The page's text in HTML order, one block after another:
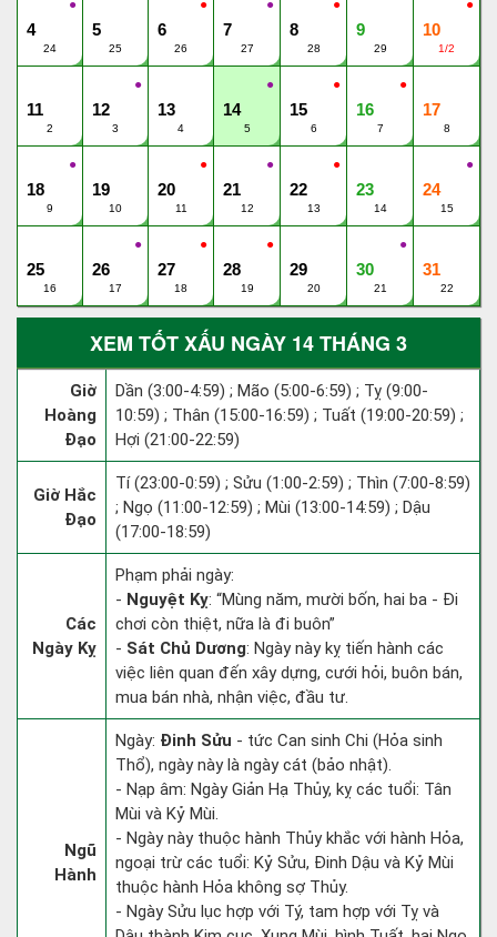
●
4
24
5
25
●
6
26
●
7
27
●
8
28
9
29
●
10
1/2
11
2
●
12
3
13
4
●
14
5
●
15
6
●
16
7
17
8
●
18
9
19
10
●
20
11
●
21
12
●
22
13
23
14
●
24
15
25
16
●
26
17
●
27
18
●
28
19
29
20
●
30
21
31
22
XEM TỐT XẤU NGÀY 14 THÁNG 3
Giờ
Hoàng
Đạo
Dần (3:00-4:59) ; Mão (5:00-6:59) ; Tỵ (9:00-
10:59) ; Thân (15:00-16:59) ; Tuất (19:00-20:59) ;
Hợi (21:00-22:59)
Giờ Hắc
Đạo
Tí (23:00-0:59) ; Sửu (1:00-2:59) ; Thìn (7:00-8:59)
; Ngọ (11:00-12:59) ; Mùi (13:00-14:59) ; Dậu
(17:00-18:59)
Các
Ngày Kỵ
Phạm phải ngày:
- Nguyệt Kỵ: “Mùng năm, mười bốn, hai ba - Đi
chơi còn thiệt, nữa là đi buôn”
- Sát Chủ Dương: Ngày này kỵ tiến hành các
việc liên quan đến xây dựng, cưới hỏi, buôn bán,
mua bán nhà, nhận việc, đầu tư.
Ngũ
Hành
Ngày: Đinh Sửu - tức Can sinh Chi (Hỏa sinh
Thổ), ngày này là ngày cát (bảo nhật).
- Nạp âm: Ngày Giản Hạ Thủy, kỵ các tuổi: Tân
Mùi và Kỷ Mùi.
- Ngày này thuộc hành Thủy khắc với hành Hỏa,
ngoại trừ các tuổi: Kỷ Sửu, Đinh Dậu và Kỷ Mùi
thuộc hành Hỏa không sợ Thủy.
- Ngày Sửu lục hợp với Tý, tam hợp với Tỵ và